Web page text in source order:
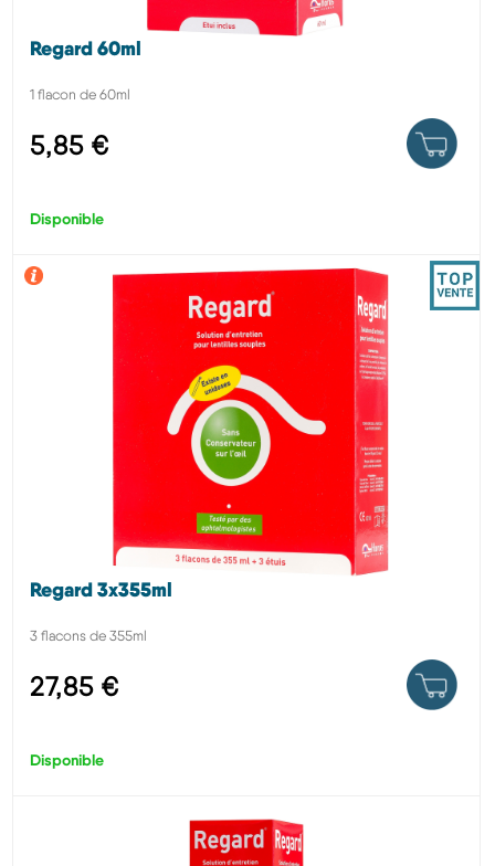
Regard 60ml
1 flacon de 60ml
5,85 €
Disponible
Regard 3x355ml
3 flacons de 355ml
27,85 €
Disponible